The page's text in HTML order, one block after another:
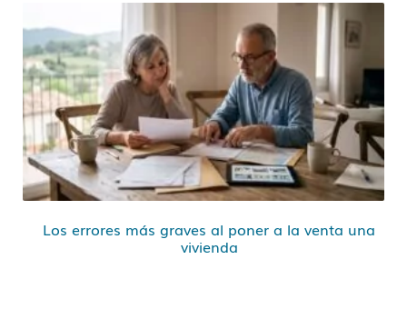
Los errores más graves al poner a la venta una
vivienda